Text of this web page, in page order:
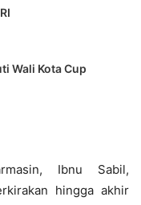
Wali Kota Cup
Ibnu Sabil,
hingga akhir